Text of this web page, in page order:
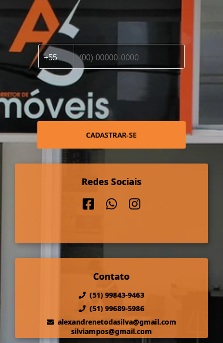
CADASTRAR-SE
Redes Sociais
Contato
(51) 99843-9463
(51) 99689-5986
alexandrenetodasilva@gmail.com
silviampos@gmail.com